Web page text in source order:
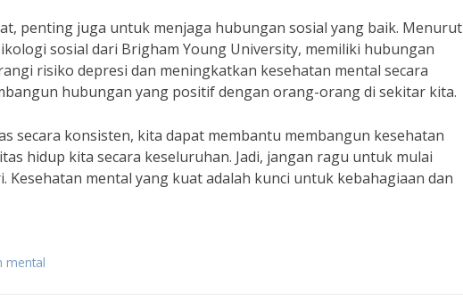
penting juga untuk menjaga hubungan sosial yang baik. Menurut
sosial dari Brigham Young University, memiliki hubungan
risiko depresi dan meningkatkan kesehatan mental secara
hubungan yang positif dengan orang-orang di sekitar kita.
secara konsisten, kita dapat membantu membangun kesehatan
hidup kita secara keseluruhan. Jadi, jangan ragu untuk mulai
mental yang kuat adalah kunci untuk kebahagiaan dan
mental